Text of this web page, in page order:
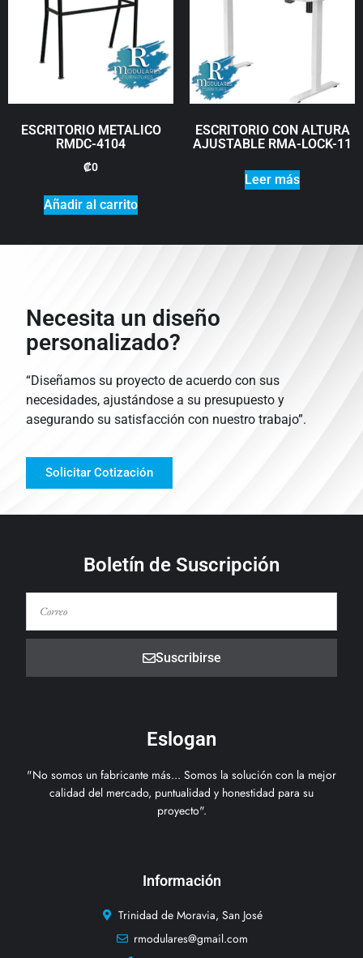
ESCRITORIO METALICO
RMDC-4104
₡0
Añadir al carrito
ESCRITORIO CON ALTURA
AJUSTABLE RMA-LOCK-11
Leer más
Necesita un diseño
personalizado?
“Diseñamos su proyecto de acuerdo con sus
necesidades, ajustándose a su presupuesto y
asegurando su satisfacción con nuestro trabajo”.
Solicitar Cotización
Boletín de Suscripción
Suscribirse
Eslogan
"No somos un fabricante más... Somos la solución con la mejor
calidad del mercado, puntualidad y honestidad para su
proyecto".
Información
Trinidad de Moravia, San José
rmodulares@gmail.com